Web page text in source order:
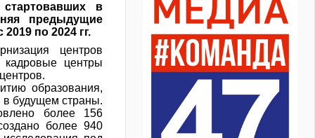
в
предыдущие
по 2024 гг.
центров
центры
образования,
в будущем страны.
более 156
более 940